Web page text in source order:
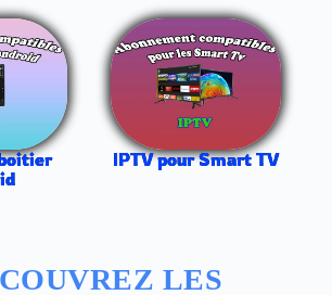
IPTV pour Smart TV
LES